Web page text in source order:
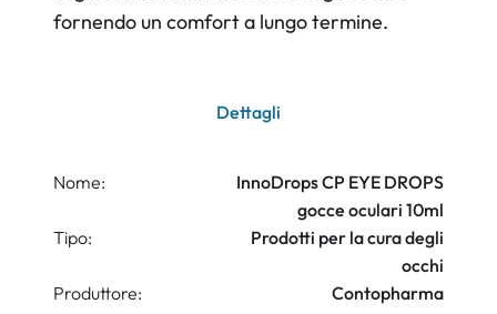
fornendo un comfort a lungo termine.
Dettagli
Nome:
InnoDrops CP EYE DROPS
gocce oculari 10ml
Tipo:
Prodotti per la cura degli
occhi
Produttore:
Contopharma